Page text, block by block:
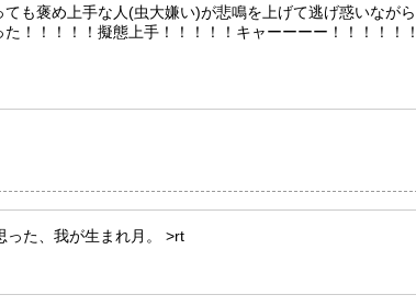
も褒め上手な人(虫大嫌い)が悲鳴を上げて逃げ惑いなが
！！！！！擬態上手！！！！！キャーーーー！！！！！
た、我が生まれ月。 >rt